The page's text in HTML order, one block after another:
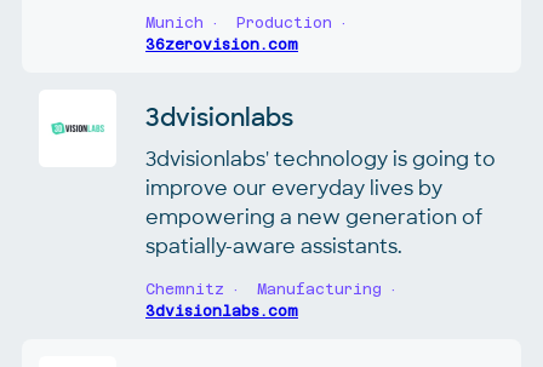
Munich
Production
36zerovision.com
3dvisionlabs
3dvisionlabs' technology is going to
improve our everyday lives by
empowering a new generation of
spatially-aware assistants.
Chemnitz
Manufacturing
3dvisionlabs.com